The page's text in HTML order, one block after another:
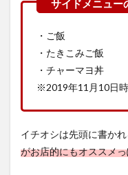
・ご飯
・たきこみご飯
・チャーマヨ丼
※2019年11月10日
イチオシは先頭に書か
がお店的にもオススメ